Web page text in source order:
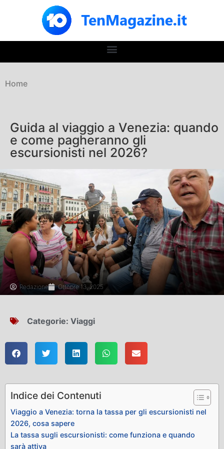
Home
Guida al viaggio a Venezia: quando
e come pagheranno gli
escursionisti nel 2026?
Redazione Ottobre 13, 2025
Categorie: Viaggi
Indice dei Contenuti
Viaggio a Venezia: torna la tassa per gli escursionisti nel
2026, cosa sapere
La tassa sugli escursionisti: come funziona e quando
sarà attiva